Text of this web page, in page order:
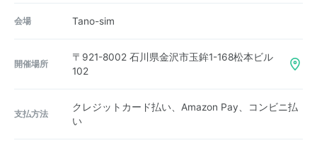
会場 Tano-sim
開催場所
〒921-8002 石川県金沢市玉鉾1-168松本ビル
102
支払方法
クレジットカード払い、Amazon Pay、コンビニ払
い